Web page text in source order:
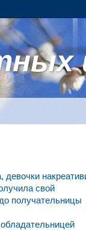
девочки
свой
получательницы